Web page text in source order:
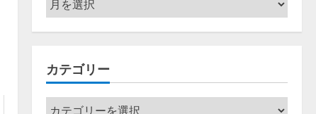
ー
カ
ブ
カテゴリー
カ